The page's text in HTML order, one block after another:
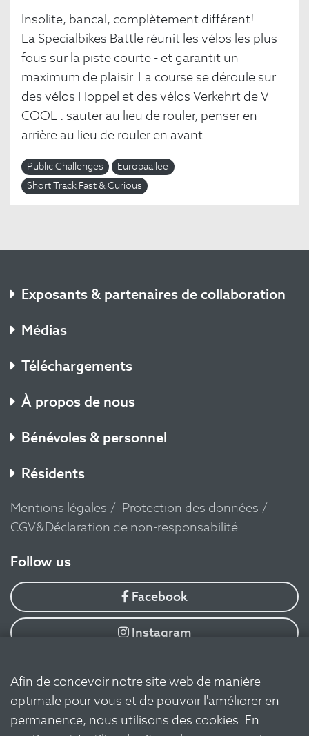
Insolite, bancal, complètement différent!
La Specialbikes Battle réunit les vélos les plus
fous sur la piste courte - et garantit un
maximum de plaisir. La course se déroule sur
des vélos Hoppel et des vélos Verkehrt de V
COOL : sauter au lieu de rouler, penser en
arrière au lieu de rouler en avant.
Public Challenges
Europaallee
Short Track Fast & Curious
Exposants & partenaires de collaboration
Médias
Téléchargements
À propos de nous
Bénévoles & personnel
Résidents
Mentions légales
Protection des données
CGV&Déclaration de non-responsabilité
​Follow us
Facebook
Instagram
Flickr
Afin de concevoir notre site web de manière
optimale pour vous et de pouvoir l'améliorer en
permanence, nous utilisons des cookies. En